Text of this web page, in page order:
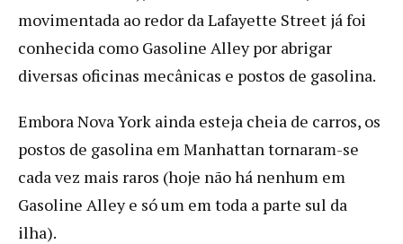
movimentada ao redor da Lafayette Street já foi
conhecida como Gasoline Alley por abrigar
diversas oficinas mecânicas e postos de gasolina.
Embora Nova York ainda esteja cheia de carros, os
postos de gasolina em Manhattan tornaram-se
cada vez mais raros (hoje não há nenhum em
Gasoline Alley e só um em toda a parte sul da
ilha).